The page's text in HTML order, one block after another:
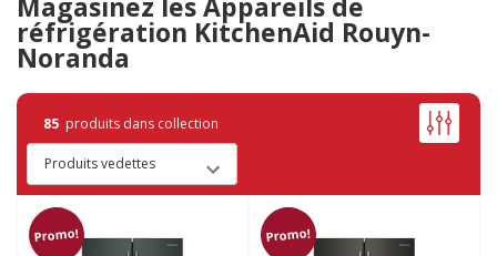
réfrigération KitchenAid Rouyn-
Noranda
85 produits dans collection
Promo! Promo!